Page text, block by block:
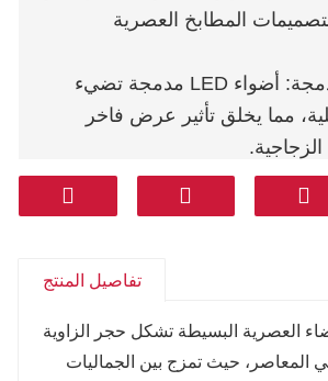
المطابخ العصرية
2.إضاءة ذكية مدمجة: أضواء LED مدمجة تضيء
مما يخلق تأثير عرض فاخر
المخفية: استمتع بوصول سلس مع
للسحب، مما يستخدم بفعالية
الجزيرة: جزيرة المطبخ البيضاء
الفوضى لبيئة طهي منظمة.
تتميز خزائن المطبخ عالية
تفاصيل المنتج
العصرية البسيطة تشكل حجر الزاوية
المعاصر، حيث تمزج بين الجماليات